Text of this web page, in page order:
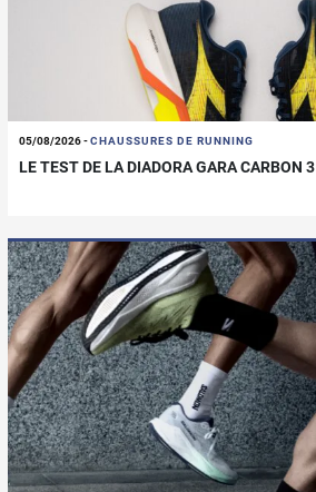
05/08/2026-CHAUSSURES DE RUNNING
LE TEST DE LA DIADORA GARA CARBON 3